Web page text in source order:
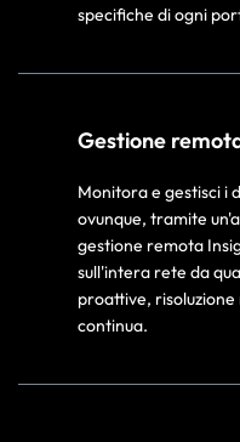
specifiche di ogni
Gestione
Monitora e gestisci i
ovunque, tramite
gestione remota
sull'intera rete da
proattive,
continua.